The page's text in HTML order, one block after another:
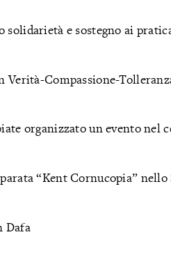
solidarietà e sostegno ai
Verità-Compassione-
organizzato un evento nel
“Kent Cornucopia”
Dafa